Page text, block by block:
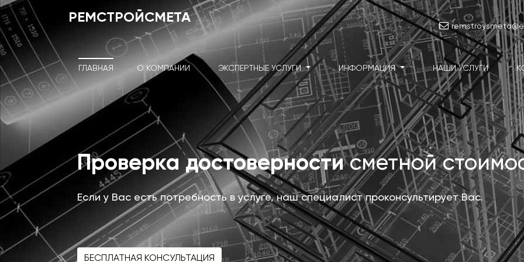
РЕМСТРОЙСМЕТА
ГЛАВНАЯ О КОМПАНИИ ЭКСПЕРТНЫЕ УСЛУГИ ИНФОРМАЦИЯ НАШИ УСЛУГИ
Проверка достоверностисметной
Если у Вас есть потребность в услуге, наш специалист проконсультирует Вас.
БЕСПЛАТНАЯ КОНСУЛЬТАЦИЯ